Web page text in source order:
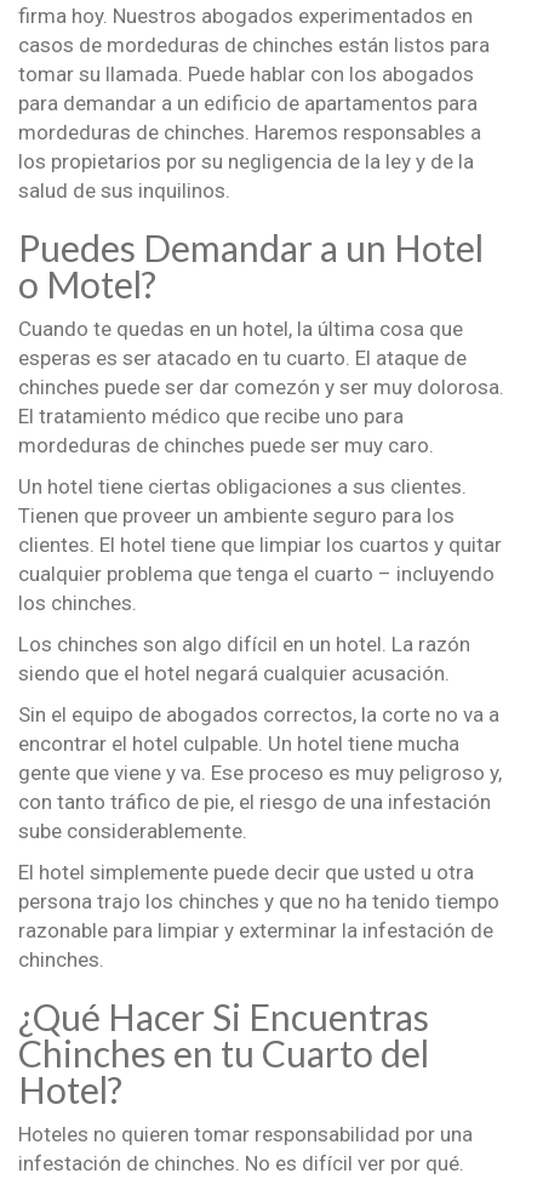
firma hoy. Nuestros abogados experimentados en
casos de mordeduras de chinches están listos para
tomar su llamada. Puede hablar con los abogados
para demandar a un edificio de apartamentos para
mordeduras de chinches. Haremos responsables a
los propietarios por su negligencia de la ley y de la
salud de sus inquilinos.
Puedes Demandar a un Hotel
o Motel?
Cuando te quedas en un hotel, la última cosa que
esperas es ser atacado en tu cuarto. El ataque de
chinches puede ser dar comezón y ser muy dolorosa.
El tratamiento médico que recibe uno para
mordeduras de chinches puede ser muy caro.
Un hotel tiene ciertas obligaciones a sus clientes.
Tienen que proveer un ambiente seguro para los
clientes. El hotel tiene que limpiar los cuartos y quitar
cualquier problema que tenga el cuarto – incluyendo
los chinches.
Los chinches son algo difícil en un hotel. La razón
siendo que el hotel negará cualquier acusación.
Sin el equipo de abogados correctos, la corte no va a
encontrar el hotel culpable. Un hotel tiene mucha
gente que viene y va. Ese proceso es muy peligroso y,
con tanto tráfico de pie, el riesgo de una infestación
sube considerablemente.
El hotel simplemente puede decir que usted u otra
persona trajo los chinches y que no ha tenido tiempo
razonable para limpiar y exterminar la infestación de
chinches.
¿Qué Hacer Si Encuentras
Chinches en tu Cuarto del
Hotel?
Hoteles no quieren tomar responsabilidad por una
infestación de chinches. No es difícil ver por qué.